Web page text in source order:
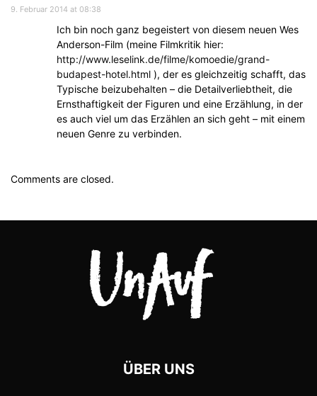
9. Februar 2014 at 08:38
Ich bin noch ganz begeistert von diesem neuen Wes
Anderson-Film (meine Filmkritik hier:
http://www.leselink.de/filme/komoedie/grand-
budapest-hotel.html ), der es gleichzeitig schafft, das
Typische beizubehalten – die Detailverliebtheit, die
Ernsthaftigkeit der Figuren und eine Erzählung, in der
es auch viel um das Erzählen an sich geht – mit einem
neuen Genre zu verbinden.
Comments are closed.
ÜBER UNS